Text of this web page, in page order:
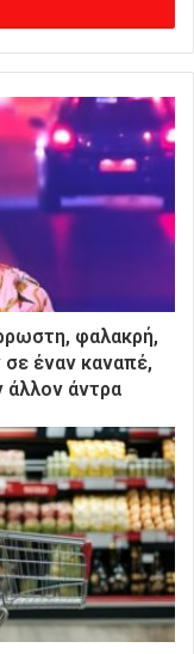
φαλακρή,
σε έναν καναπέ,
άλλον άντρα